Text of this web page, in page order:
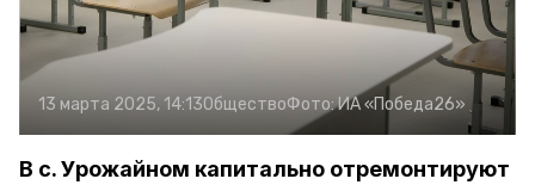
13 марта 2025, 14:13ОбществоФото:ИА «Победа26»
В с. Урожайном капитально отремонтируют